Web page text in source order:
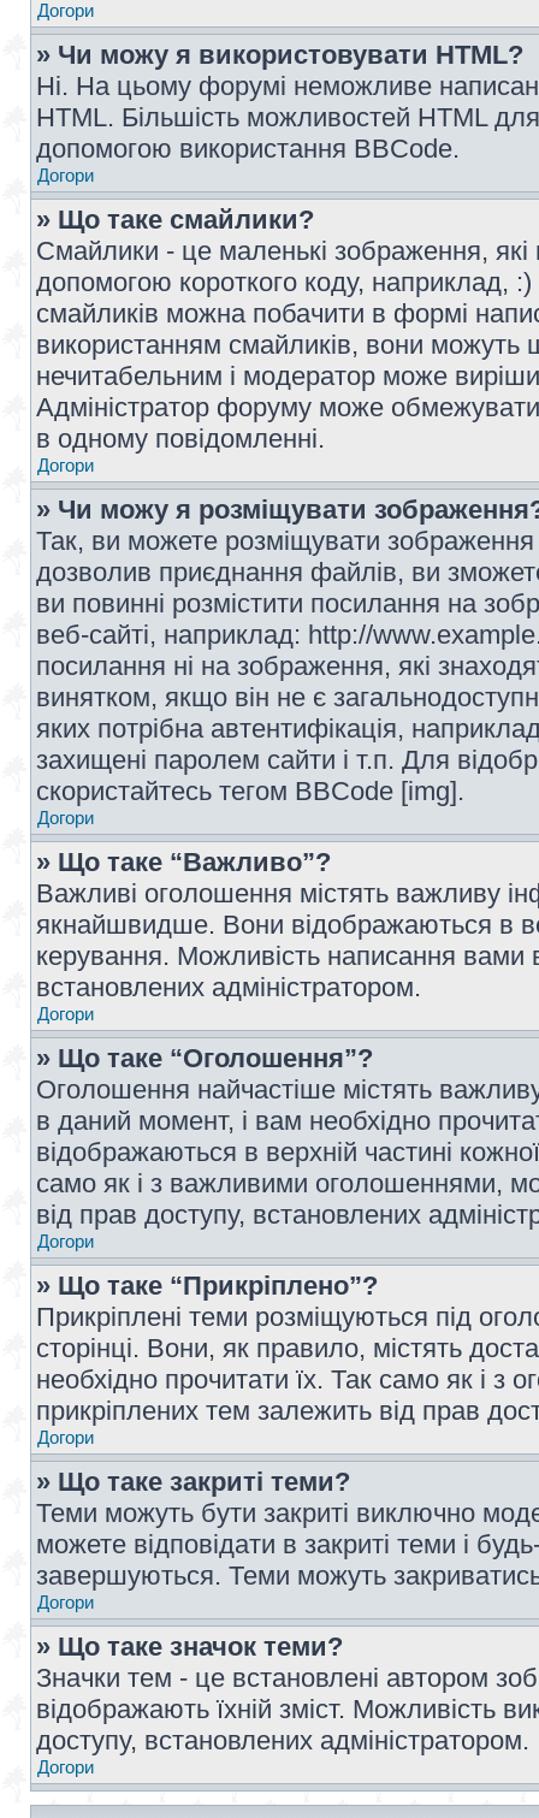
Догори
» Чи можу я використовувати HTML?
Ні. На цьому форумі неможливе
HTML. Більшість можливостей HTML
допомогою використання BBCode.
Догори
» Що таке смайлики?
Смайлики - це маленькі зображення, які
допомогою короткого коду, наприклад,
смайликів можна побачити в формі
використанням смайликів, вони
нечитабельним і модератор може
Адміністратор форуму може обмежувати
в одному повідомленні.
Догори
» Чи можу я розміщувати
Так, ви можете розміщувати
дозволив приєднання файлів, ви
ви повинні розмістити посилання на
веб-сайті, наприклад: http://
посилання ні на зображення, які
винятком, якщо він не є
яких потрібна автентифікація,
захищені паролем сайти і т.п. Для
скористайтесь тегом BBCode [img].
Догори
» Що таке “Важливо”?
Важливі оголошення містять важливу
якнайшвидше. Вони відображаються в
керування. Можливість написання
встановлених адміністратором.
Догори
» Що таке “Оголошення”?
Оголошення найчастіше містять
в даний момент, і вам необхідно
відображаються в верхній частині
само як і з важливими оголошеннями,
від прав доступу, встановлених
Догори
» Що таке “Прикріплено”?
Прикріплені теми розміщуються під
сторінці. Вони, як правило, містять
необхідно прочитати їх. Так само як і
прикріплених тем залежить від прав
Догори
» Що таке закриті теми?
Теми можуть бути закриті виключно
можете відповідати в закриті теми і
завершуються. Теми можуть
Догори
» Що таке значок теми?
Значки тем - це встановлені автором
відображають їхній зміст. Можливість
доступу, встановлених адміністратором.
Догори